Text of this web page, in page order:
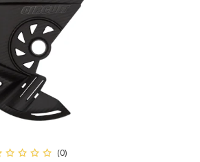
(0)